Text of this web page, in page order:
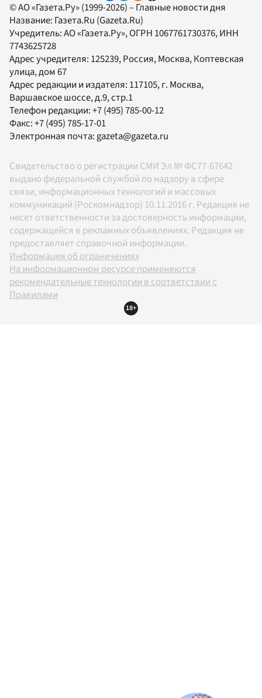
© АО «Газета.Ру» (1999-2026) – Главные новости дня
Название: Газета.Ru (Gazeta.Ru)
Учредитель:АО «Газета.Ру», ОГРН 1067761730376, ИНН
7743625728
Адрес учредителя: 125239, Россия, Москва, Коптевская
улица, дом 67
Адрес редакции и издателя: 117105, г. Москва,
Варшавское шоссе, д.9, стр.1
Телефон редакции:+7 (495) 785-00-12
Факс:+7 (495) 785-17-01
Электронная почта:gazeta@gazeta.ru
Свидетельство о регистрации СМИ Эл № ФС77-67642
выдано федеральной службой по надзору в сфере
связи, информационных технологий и массовых
коммуникаций (Роскомнадзор) 10.11.2016 г. Редакция не
несет ответственности за достоверность информации,
содержащейся в рекламных объявлениях. Редакция не
предоставляет справочной информации.
Информация об ограничениях
На информационном ресурсе применяются
рекомендательные технологии в соответствии с
Правилами
18+